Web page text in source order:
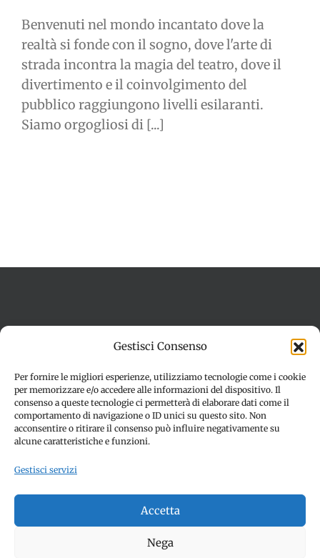
Gestisci Consenso
Per fornire le migliori esperienze, utilizziamo tecnologie come i cookie
per memorizzare e/o accedere alle informazioni del dispositivo. Il
consenso a queste tecnologie ci permetterà di elaborare dati come il
comportamento di navigazione o ID unici su questo sito. Non
acconsentire o ritirare il consenso può influire negativamente su
alcune caratteristiche e funzioni.
Gestisci servizi
Accetta
Nega
Benvenuti nel mondo incantato dove la
realtà si fonde con il sogno, dove l'arte di
strada incontra la magia del teatro, dove il
divertimento e il coinvolgimento del
pubblico raggiungono livelli esilaranti.
Siamo orgogliosi di [...]
Dichiarazione sulla Privacy (UE)
Disconoscimento
© Copyright 2012 -2026 | SPETTACOLI EVENTI - CIVITANOVA
MARCHE (MC) - Partita iva: 01907890436 | ALL RIGHTS
RESERVED | Made with ❤️ by